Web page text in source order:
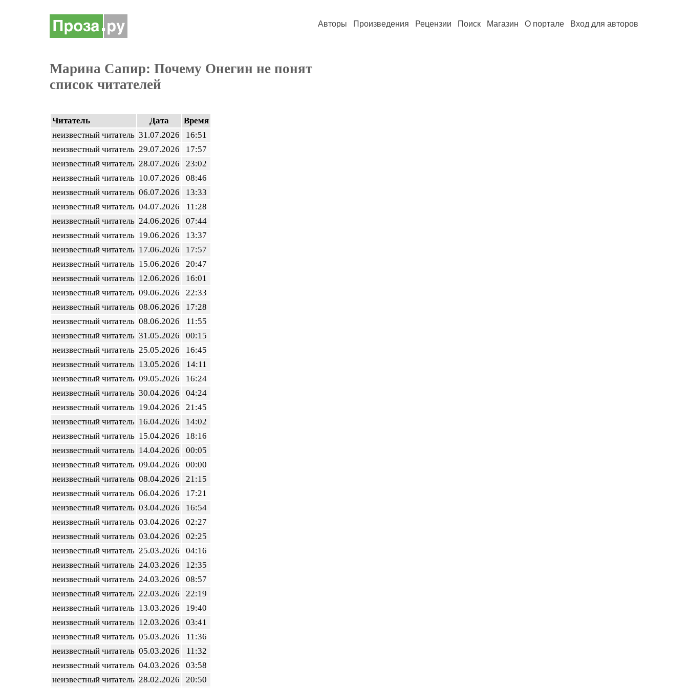
Авторы Произведения Рецензии Поиск Магазин О портале Вход для авторов
Марина Сапир: Почему Онегин не понят
список читателей
Читатель Дата
Время
неизвестный читатель 31.07.2026
16:51
неизвестный читатель 29.07.2026
17:57
неизвестный читатель 28.07.2026
23:02
неизвестный читатель 10.07.2026
08:46
неизвестный читатель 06.07.2026
13:33
неизвестный читатель 04.07.2026
11:28
неизвестный читатель 24.06.2026
07:44
неизвестный читатель 19.06.2026
13:37
неизвестный читатель 17.06.2026
17:57
неизвестный читатель 15.06.2026
20:47
неизвестный читатель 12.06.2026
16:01
неизвестный читатель 09.06.2026
22:33
неизвестный читатель 08.06.2026
17:28
неизвестный читатель 08.06.2026
11:55
неизвестный читатель 31.05.2026
00:15
неизвестный читатель 25.05.2026
16:45
неизвестный читатель 13.05.2026
14:11
неизвестный читатель 09.05.2026
16:24
неизвестный читатель 30.04.2026
04:24
неизвестный читатель 19.04.2026
21:45
неизвестный читатель 16.04.2026
14:02
неизвестный читатель 15.04.2026
18:16
неизвестный читатель 14.04.2026
00:05
неизвестный читатель 09.04.2026
00:00
неизвестный читатель 08.04.2026
21:15
неизвестный читатель 06.04.2026
17:21
неизвестный читатель 03.04.2026
16:54
неизвестный читатель 03.04.2026
02:27
неизвестный читатель 03.04.2026
02:25
неизвестный читатель 25.03.2026
04:16
неизвестный читатель 24.03.2026
12:35
неизвестный читатель 24.03.2026
08:57
неизвестный читатель 22.03.2026
22:19
неизвестный читатель 13.03.2026
19:40
неизвестный читатель 12.03.2026
03:41
неизвестный читатель 05.03.2026
11:36
неизвестный читатель 05.03.2026
11:32
неизвестный читатель 04.03.2026
03:58
неизвестный читатель 28.02.2026
20:50